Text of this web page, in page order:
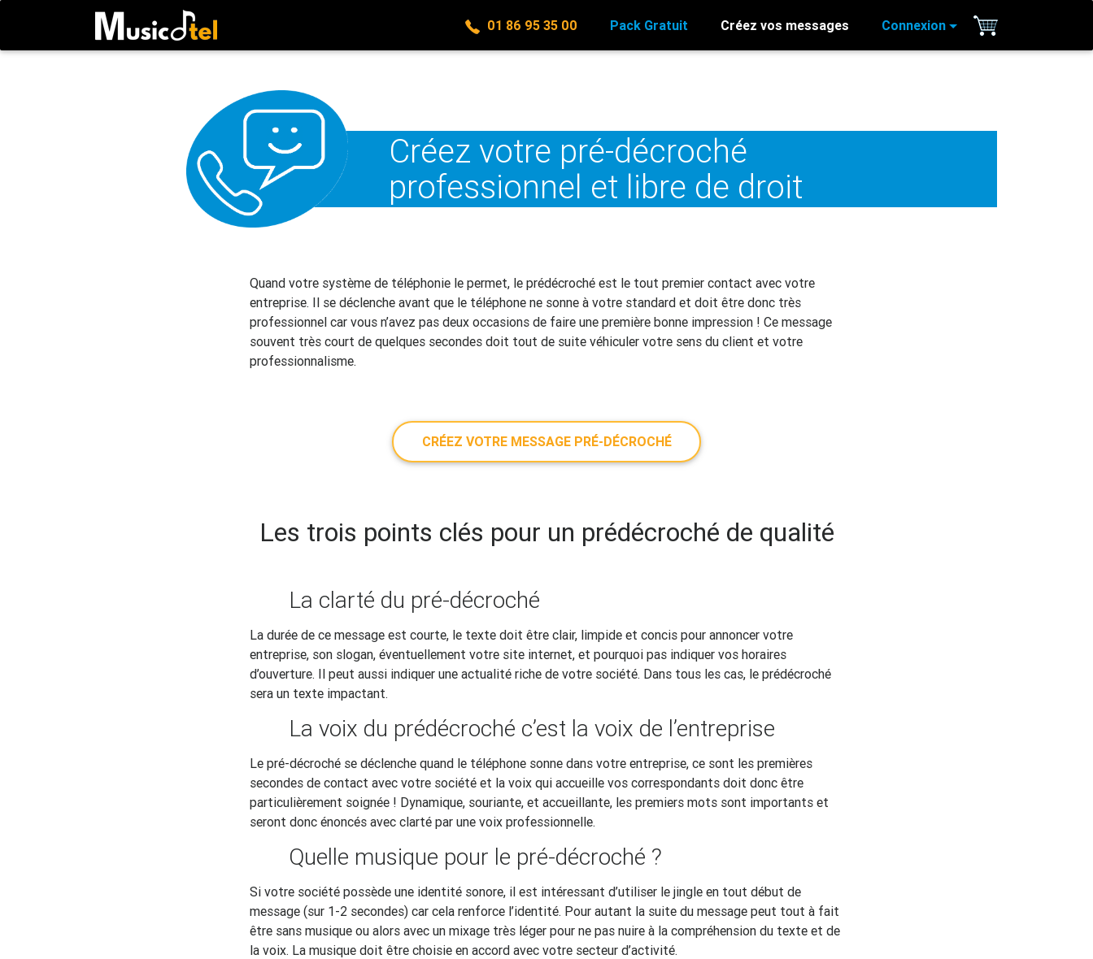
01 86 95 35 00 Pack Gratuit Créez vos messages Connexion
Créez votre pré-décroché
professionnel et libre de droit
Quand votre système de téléphonie le permet, le prédécroché est le tout premier contact avec votre
entreprise. Il se déclenche avant que le téléphone ne sonne à votre standard et doit être donc très
professionnel car vous n’avez pas deux occasions de faire une première bonne impression ! Ce message
souvent très court de quelques secondes doit tout de suite véhiculer votre sens du client et votre
professionnalisme.
CRÉEZ VOTRE MESSAGE PRÉ-DÉCROCHÉ
Les trois points clés pour un prédécroché de qualité
La clarté du pré-décroché
La durée de ce message est courte, le texte doit être clair, limpide et concis pour annoncer votre
entreprise, son slogan, éventuellement votre site internet, et pourquoi pas indiquer vos horaires
d’ouverture. Il peut aussi indiquer une actualité riche de votre société. Dans tous les cas, le prédécroché
sera un texte impactant.
La voix du prédécroché c’est la voix de l’entreprise
Le pré-décroché se déclenche quand le téléphone sonne dans votre entreprise, ce sont les premières
secondes de contact avec votre société et la voix qui accueille vos correspondants doit donc être
particulièrement soignée ! Dynamique, souriante, et accueillante, les premiers mots sont importants et
seront donc énoncés avec clarté par une voix professionnelle.
Quelle musique pour le pré-décroché ?
Si votre société possède une identité sonore, il est intéressant d’utiliser le jingle en tout début de
message (sur 1-2 secondes) car cela renforce l’identité. Pour autant la suite du message peut tout à fait
être sans musique ou alors avec un mixage très léger pour ne pas nuire à la compréhension du texte et de
la voix. La musique doit être choisie en accord avec votre secteur d’activité.